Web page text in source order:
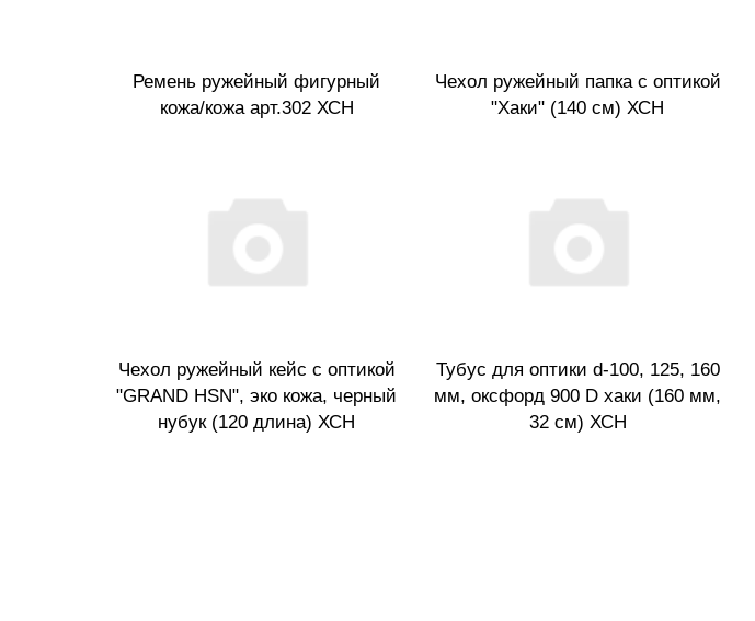
Ремень ружейный фигурный
кожа/кожа арт.302 ХСН
Чехол ружейный папка с оптикой
"Хаки" (140 см) ХСН
Чехол ружейный кейс с оптикой
"GRAND HSN", эко кожа, черный
нубук (120 длина) ХСН
Тубус для оптики d-100, 125, 160
мм, оксфорд 900 D хаки (160 мм,
32 см) ХСН